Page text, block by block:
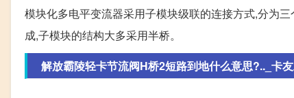
模块化多电平变流器采用子模块级联的连接方式,分为
成,子模块的结构大多采用半桥。
解放霸陵轻卡节流阀H桥2短路到地什么意思?.._卡